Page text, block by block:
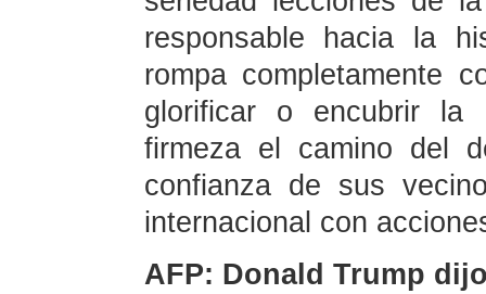
responsable hacia la
rompa completamente
glorificar o encubrir la
firmeza el camino del
confianza de sus
internacional con
AFP: Donald Trump